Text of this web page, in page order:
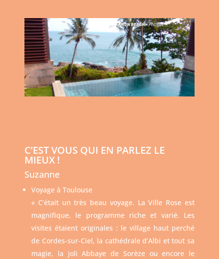
C’EST VOUS QUI EN PARLEZ LE
MIEUX !
Suzanne
Voyage à Toulouse
« C’était un très beau voyage. La Ville Rose est
magnifique, le programme riche et varié. Les
visites étaient originales : le village haut perché
de Cordes-sur-Ciel, la cathédrale d’Albi et tout sa
magie, la joli Abbaye de Sorèze ou encore le